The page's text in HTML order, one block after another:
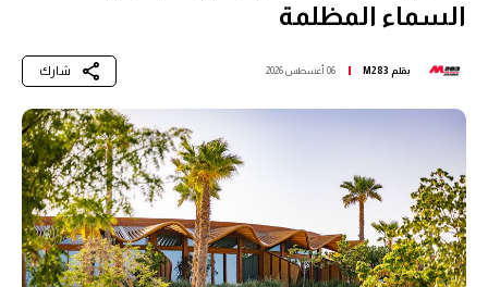
السماء المظلمة
بقلم M283 06 أغسطس 2026 شارك